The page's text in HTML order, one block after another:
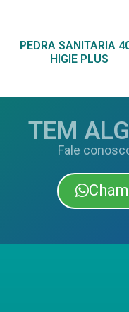
PEDRA SANITARIA
HIGIE PLUS
TEM
Fale